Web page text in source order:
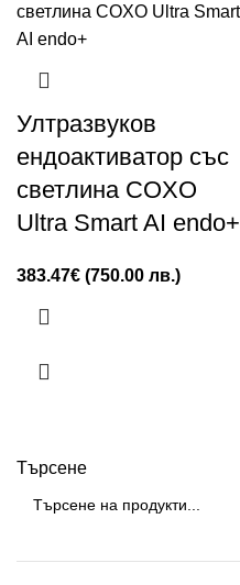
Търсене
Ултразвуков
ендоактиватор със
светлина COXO
Ultra Smart AI endo+
383.47€ (750.00 лв.)